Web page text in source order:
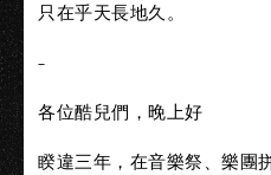
只在乎天長地久。
–
各位酷兒們，晚上好
睽違三年，在音樂祭、樂團